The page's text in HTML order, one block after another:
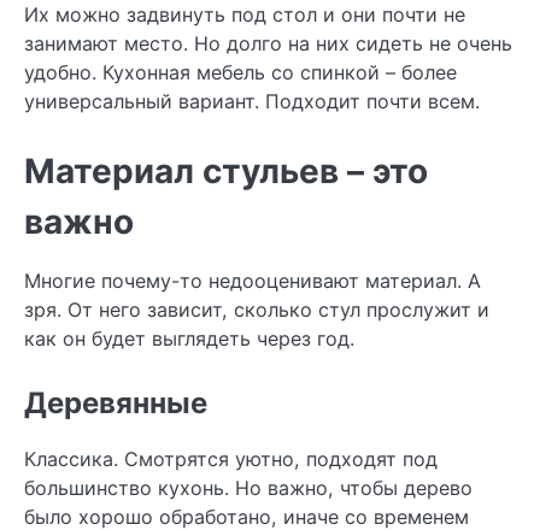
Их можно задвинуть под стол и они почти не
занимают место. Но долго на них сидеть не очень
удобно. Кухонная мебель со спинкой – более
универсальный вариант. Подходит почти всем.
Материал стульев – это
важно
Многие почему-то недооценивают материал. А
зря. От него зависит, сколько стул прослужит и
как он будет выглядеть через год.
Деревянные
Классика. Смотрятся уютно, подходят под
большинство кухонь. Но важно, чтобы дерево
было хорошо обработано, иначе со временем